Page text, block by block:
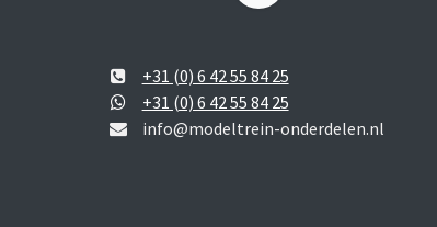
+31 (0) 6 42 55 84 25
+31 (0) 6 42 55 84 25
info@modeltrein-onderdelen.nl